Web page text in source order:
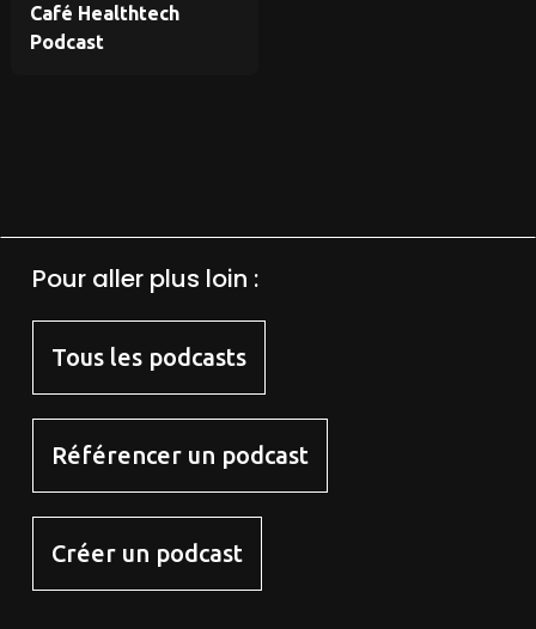
Café Healthtech
Podcast
Pour aller plus loin :
Tous les podcasts
Référencer un podcast
Créer un podcast